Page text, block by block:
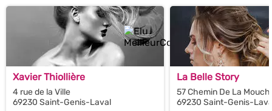
Xavier Thiollière
4 rue de la Ville
69230 Saint-Genis-Laval
La Belle Story
57 Chemin De La
69230 Saint-Genis-